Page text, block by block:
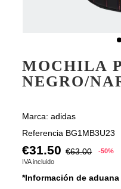
MOCHILA
NEGRO/
Marca: adidas
Referencia BG1MB3U23
€31.50 €63.00
-50%
IVA incluido
*Información de aduana